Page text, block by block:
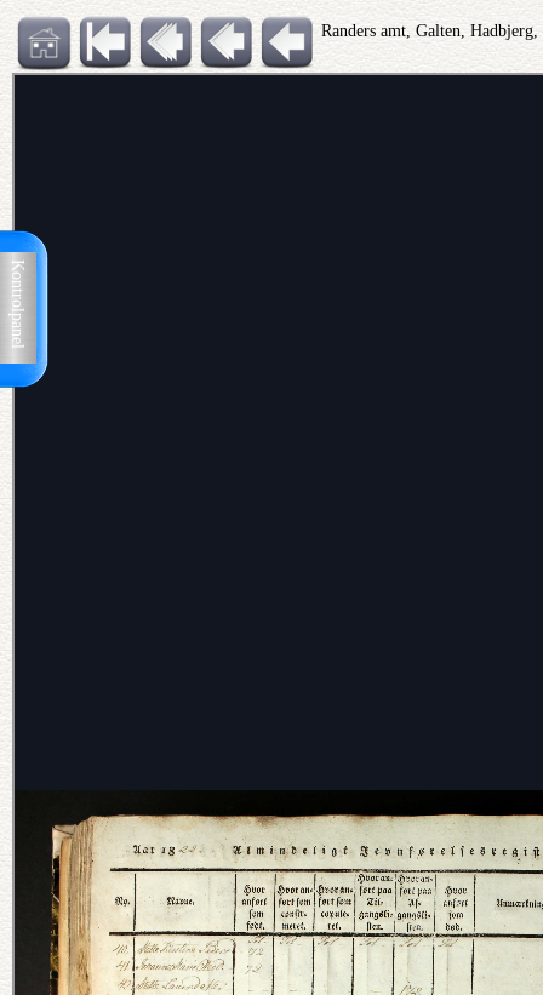
Kontrolpanel
Randers amt, Galten,